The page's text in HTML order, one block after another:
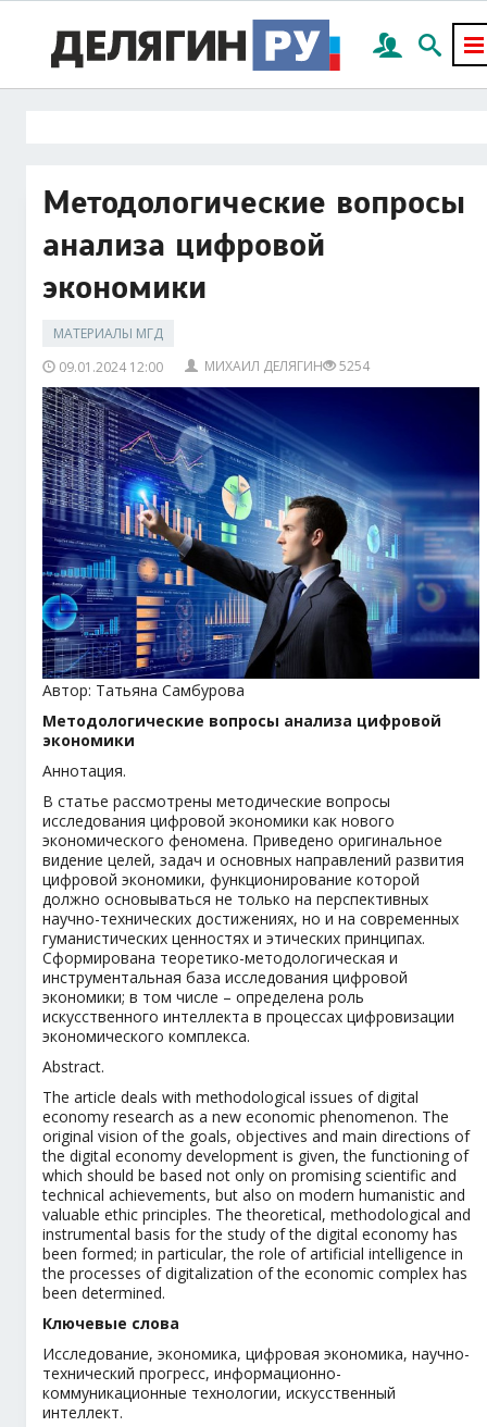
Методологические вопросы
анализа цифровой
экономики
МАТЕРИАЛЫ МГД
09.01.2024 12:00
МИХАИЛ ДЕЛЯГИН 5254
Автор: Татьяна Самбурова
Методологические вопросы анализа цифровой
экономики
Аннотация.
В статье рассмотрены методические вопросы
исследования цифровой экономики как нового
экономического феномена. Приведено оригинальное
видение целей, задач и основных направлений развития
цифровой экономики, функционирование которой
должно основываться не только на перспективных
научно-технических достижениях, но и на современных
гуманистических ценностях и этических принципах.
Сформирована теоретико-методологическая и
инструментальная база исследования цифровой
экономики; в том числе – определена роль
искусственного интеллекта в процессах цифровизации
экономического комплекса.
Abstract.
The article deals with methodological issues of digital
economy research as a new economic phenomenon. The
original vision of the goals, objectives and main directions of
the digital economy development is given, the functioning of
which should be based not only on promising scientific and
technical achievements, but also on modern humanistic and
valuable ethic principles. The theoretical, methodological and
instrumental basis for the study of the digital economy has
been formed; in particular, the role of artificial intelligence in
the processes of digitalization of the economic complex has
been determined.
Ключевые слова
Исследование, экономика, цифровая экономика, научно-
технический прогресс, информационно-
коммуникационные технологии, искусственный
интеллект.